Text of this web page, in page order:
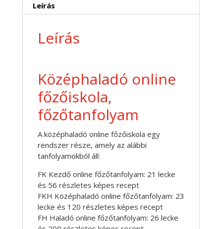
Leírás
Leírás
Középhaladó online
főzőiskola,
főzőtanfolyam
A középhaladó online főzőiskola egy
rendszer része, amely az alábbi
tanfolyamokból áll:
FK Kezdő online főzőtanfolyam: 21 lecke
és 56 részletes képes recept
FKH Középhaladó online főzőtanfolyam: 23
lecke és 120 részletes képes recept
FH Haladó online főzőtanfolyam: 26 lecke